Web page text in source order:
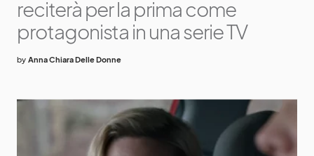
reciterà per la prima come
protagonista in una serie TV
by Anna Chiara Delle Donne